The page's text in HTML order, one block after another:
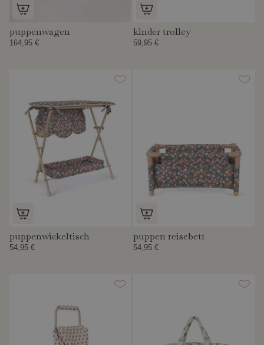
puppenwagen
164,95 €
kinder trolley
59,95 €
puppenwickeltisch
54,95 €
puppen reisebett
54,95 €